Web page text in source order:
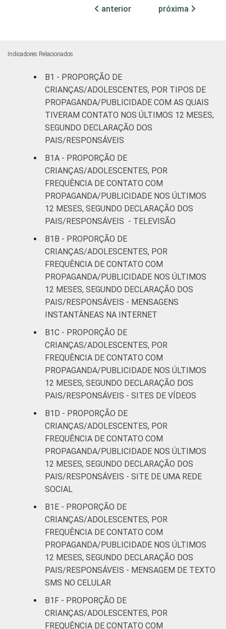
mais
FAIXA ETÁRIA
DA CRIANÇA
OU DO
ADOLESCENTE
De 9 a 10
anos
23
De 11 a 12
De 13 a 14
anos
De 15 a 17
anos
57
RENDA
FAMILIAR
Até 1 SM
Mais de 1
SM até 2 SM
36
Mais de 2
Mais de 3
SM
CLASSE
SOCIAL
AB 55
C
DE
¹Dados coletados entre setembro de 2013 e
janeiro de 2014.
²Base: 741 pais/responsáveisusuários de
propaganda/publicidade de algum produto ou
marca em sites de vídeos. Respostas
estimuladas.
Fonte: NIC.br - set/2013 a jan/2014
anterior próxima
Indicadores Relacionados
B1 - PROPORÇÃO DE
CRIANÇAS/ADOLESCENTES, POR TIPOS DE
PROPAGANDA/PUBLICIDADE COM AS QUAIS
TIVERAM CONTATO NOS ÚLTIMOS 12 MESES,
SEGUNDO DECLARAÇÃO DOS
PAIS/RESPONSÁVEIS
B1A - PROPORÇÃO DE
CRIANÇAS/ADOLESCENTES, POR
FREQUÊNCIA DE CONTATO COM
PROPAGANDA/PUBLICIDADE NOS ÚLTIMOS
12 MESES, SEGUNDO DECLARAÇÃO DOS
PAIS/RESPONSÁVEIS - TELEVISÃO
B1B - PROPORÇÃO DE
CRIANÇAS/ADOLESCENTES, POR
FREQUÊNCIA DE CONTATO COM
PROPAGANDA/PUBLICIDADE NOS ÚLTIMOS
12 MESES, SEGUNDO DECLARAÇÃO DOS
PAIS/RESPONSÁVEIS - MENSAGENS
INSTANTÂNEAS NA INTERNET
B1C - PROPORÇÃO DE
CRIANÇAS/ADOLESCENTES, POR
FREQUÊNCIA DE CONTATO COM
PROPAGANDA/PUBLICIDADE NOS ÚLTIMOS
12 MESES, SEGUNDO DECLARAÇÃO DOS
PAIS/RESPONSÁVEIS - SITES DE VÍDEOS
B1D - PROPORÇÃO DE
CRIANÇAS/ADOLESCENTES, POR
FREQUÊNCIA DE CONTATO COM
PROPAGANDA/PUBLICIDADE NOS ÚLTIMOS
12 MESES, SEGUNDO DECLARAÇÃO DOS
PAIS/RESPONSÁVEIS - SITE DE UMA REDE
SOCIAL
B1E - PROPORÇÃO DE
CRIANÇAS/ADOLESCENTES, POR
FREQUÊNCIA DE CONTATO COM
PROPAGANDA/PUBLICIDADE NOS ÚLTIMOS
12 MESES, SEGUNDO DECLARAÇÃO DOS
PAIS/RESPONSÁVEIS - MENSAGEM DE TEXTO
SMS NO CELULAR
B1F - PROPORÇÃO DE
CRIANÇAS/ADOLESCENTES, POR
FREQUÊNCIA DE CONTATO COM